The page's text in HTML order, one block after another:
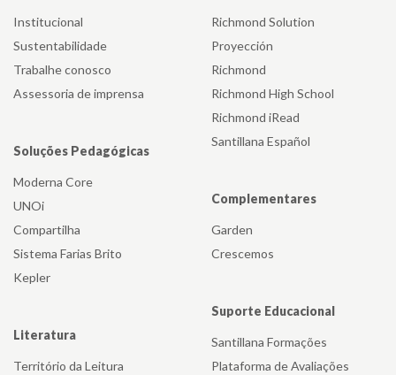
Institucional
Sustentabilidade
Trabalhe conosco
Assessoria de imprensa
Soluções Pedagógicas
Moderna Core
UNOi
Compartilha
Sistema Farias Brito
Kepler
Literatura
Território da Leitura
Richmond Solution
Proyección
Richmond
Richmond High School
Richmond iRead
Santillana Español
Complementares
Garden
Crescemos
Suporte Educacional
Santillana Formações
Plataforma de Avaliações